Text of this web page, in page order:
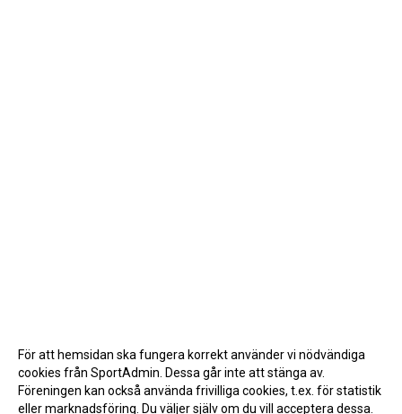
För att hemsidan ska fungera korrekt använder vi nödvändiga
cookies från SportAdmin. Dessa går inte att stänga av.
Föreningen kan också använda frivilliga cookies, t.ex. för statistik
eller marknadsföring. Du väljer själv om du vill acceptera dessa.